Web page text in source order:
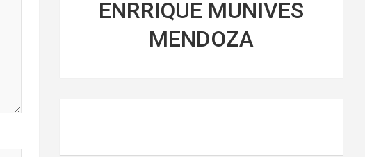
ENRRIQUE MUNIVES
MENDOZA